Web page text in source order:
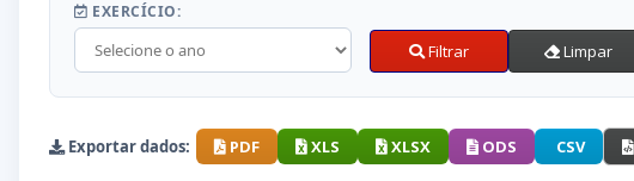
EXERCÍCIO:
Filtrar Limpar
Exportar dados: PDF XLS XLSX ODS CSV